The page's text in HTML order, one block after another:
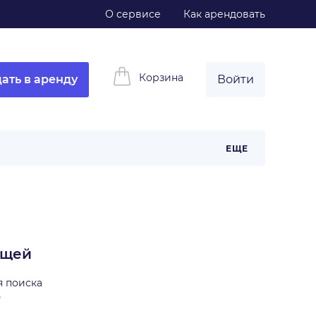
О сервисе Как арендовать
в аренду Корзина Войти
ЕЩЕ
поиска